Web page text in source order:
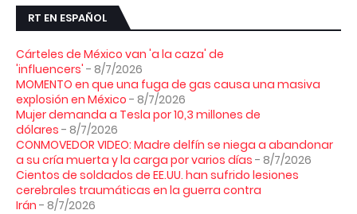
RT EN ESPAÑOL
Cárteles de México van 'a la caza' de
'influencers' - 8/7/2026
MOMENTO en que una fuga de gas causa una masiva
explosión en México - 8/7/2026
Mujer demanda a Tesla por 10,3 millones de
dólares - 8/7/2026
CONMOVEDOR VIDEO: Madre delfín se niega a abandonar
a su cría muerta y la carga por varios días - 8/7/2026
Cientos de soldados de EE.UU. han sufrido lesiones
cerebrales traumáticas en la guerra contra
Irán - 8/7/2026